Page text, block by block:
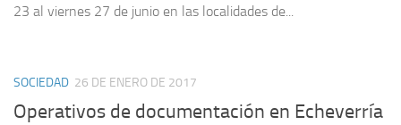
23 al viernes 27 de junio en las localidades de...
SOCIEDAD 26 DE ENERO DE 2017
Operativos de documentación en Echeverría